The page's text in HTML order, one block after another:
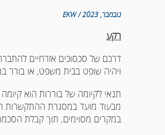
נובמבר, 2023 / EKW
רקע
דרכם של סכסוכים אזרחיים
ויהיה שופט בבית משפט, או בורר
תנאי לקיומה של בוררות הוא
מבעוד מועד במסגרת ההתקשרות
במקרים מסוימים, תוך קבלת